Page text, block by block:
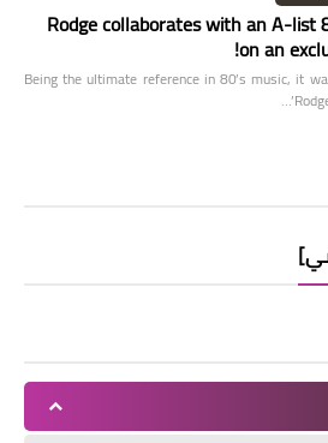
Rodge collaborates with an A-list
on an
Being the ultimate reference in 80’s music, it